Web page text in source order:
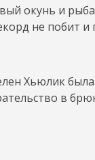
окунь и
не побит и
Хьюлик
в